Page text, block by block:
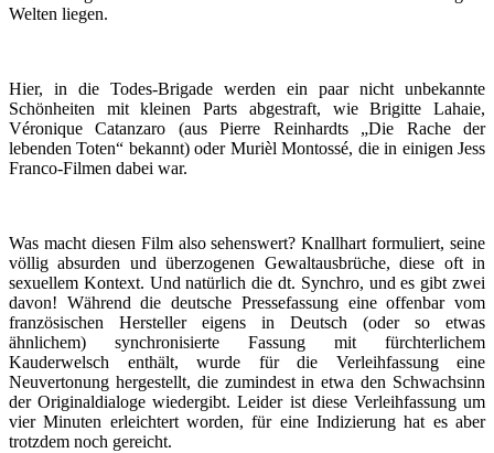
Welten liegen.
Hier, in die Todes-Brigade werden ein paar nicht unbekannte
Schönheiten mit kleinen Parts abgestraft, wie Brigitte Lahaie,
Véronique Catanzaro (aus Pierre Reinhardts „Die Rache der
lebenden Toten“ bekannt) oder Murièl Montossé, die in einigen Jess
Franco-Filmen dabei war.
Was macht diesen Film also sehenswert? Knallhart formuliert, seine
völlig absurden und überzogenen Gewaltausbrüche, diese oft in
sexuellem Kontext. Und natürlich die dt. Synchro, und es gibt zwei
davon! Während die deutsche Pressefassung eine offenbar vom
französischen Hersteller eigens in Deutsch (oder so etwas
ähnlichem) synchronisierte Fassung mit fürchterlichem
Kauderwelsch enthält, wurde für die Verleihfassung eine
Neuvertonung hergestellt, die zumindest in etwa den Schwachsinn
der Originaldialoge wiedergibt. Leider ist diese Verleihfassung um
vier Minuten erleichtert worden, für eine Indizierung hat es aber
trotzdem noch gereicht.